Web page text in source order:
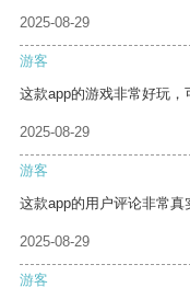
2025-08-29
游客
这款app的游戏非常好玩，
2025-08-29
游客
这款app的用户评论非常真
2025-08-29
游客